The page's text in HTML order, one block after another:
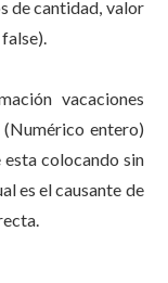
de cantidad, valor
vacaciones
(Numérico entero)
colocando sin
es el causante de